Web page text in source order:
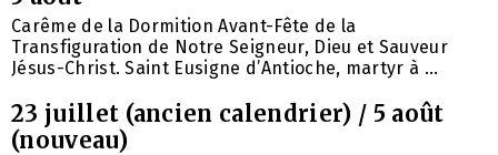
Carême de la Dormition Avant-Fête de la
Transfiguration de Notre Seigneur, Dieu et Sauveur
Jésus-Christ. Saint Eusigne d’Antioche, martyr à ...
23 juillet (ancien calendrier) / 5 août
(nouveau)